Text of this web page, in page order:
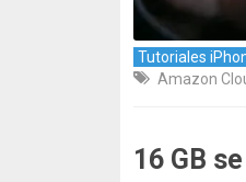
Tutoriales
Amazon
16 GB